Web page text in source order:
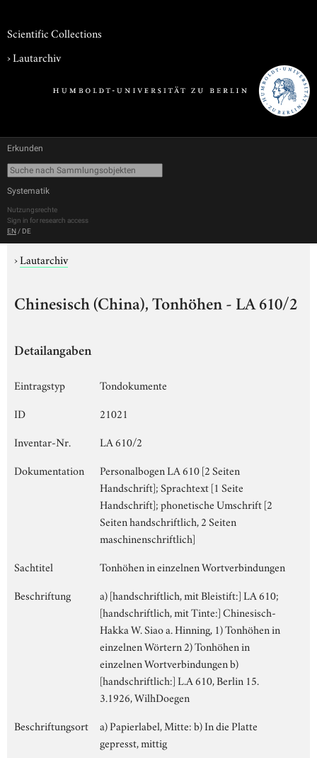
Scientific Collections
›Lautarchiv
Erkunden
Systematik
Nutzungsrechte
Sign in for research access
EN / DE
›Lautarchiv
Chinesisch (China), Tonhöhen - LA 610/2
Detailangaben
Eintragstyp
Tondokumente
ID
21021
Inventar-Nr.
LA 610/2
Dokumentation
Personalbogen LA 610 [2 Seiten
Handschrift]; Sprachtext [1 Seite
Handschrift]; phonetische Umschrift [2
Seiten handschriftlich, 2 Seiten
maschinenschriftlich]
Sachtitel
Tonhöhen in einzelnen Wortverbindungen
Beschriftung
a) [handschriftlich, mit Bleistift:] LA 610;
[handschriftlich, mit Tinte:] Chinesisch-
Hakka W. Siao a. Hinning, 1) Tonhöhen in
einzelnen Wörtern 2) Tonhöhen in
einzelnen Wortverbindungen b)
[handschriftlich:] L.A 610, Berlin 15.
3.1926, WilhDoegen
Beschriftungsort
a) Papierlabel, Mitte: b) In die Platte
gepresst, mittig